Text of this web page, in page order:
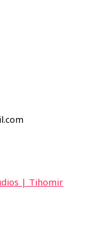
| Tihomir